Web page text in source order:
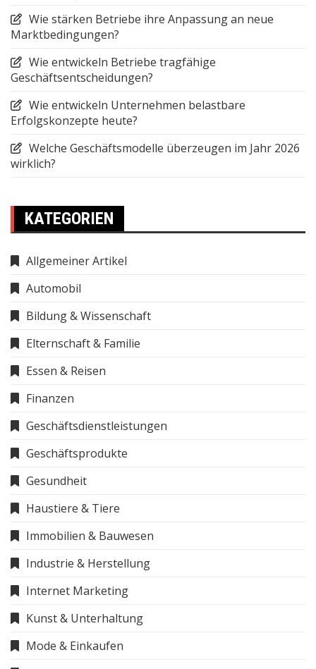
Wie stärken Betriebe ihre Anpassung an neue
Marktbedingungen?
Wie entwickeln Betriebe tragfähige
Geschäftsentscheidungen?
Wie entwickeln Unternehmen belastbare
Erfolgskonzepte heute?
Welche Geschäftsmodelle überzeugen im Jahr 2026
wirklich?
KATEGORIEN
Allgemeiner Artikel
Automobil
Bildung & Wissenschaft
Elternschaft & Familie
Essen & Reisen
Finanzen
Geschäftsdienstleistungen
Geschäftsprodukte
Gesundheit
Haustiere & Tiere
Immobilien & Bauwesen
Industrie & Herstellung
Internet Marketing
Kunst & Unterhaltung
Mode & Einkaufen